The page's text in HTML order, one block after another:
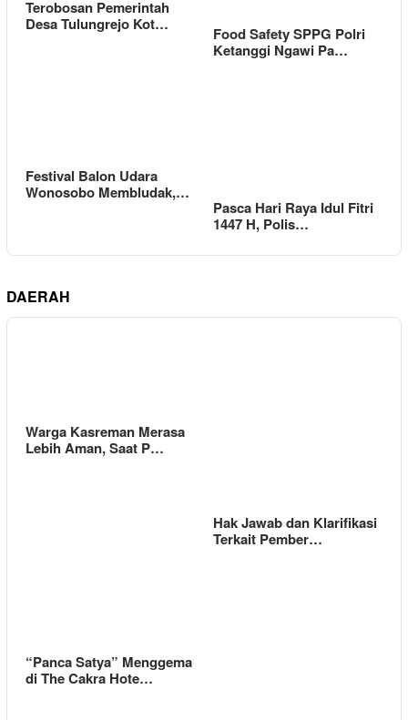
Terobosan Pemerintah
Desa Tulungrejo Kot…
Food Safety SPPG Polri
Ketanggi Ngawi Pa…
Festival Balon Udara
Wonosobo Membludak,…
Pasca Hari Raya Idul Fitri
1447 H, Polis…
DAERAH
Warga Kasreman Merasa
Lebih Aman, Saat P…
Hak Jawab dan Klarifikasi
Terkait Pember…
“Panca Satya” Menggema
di The Cakra Hote…